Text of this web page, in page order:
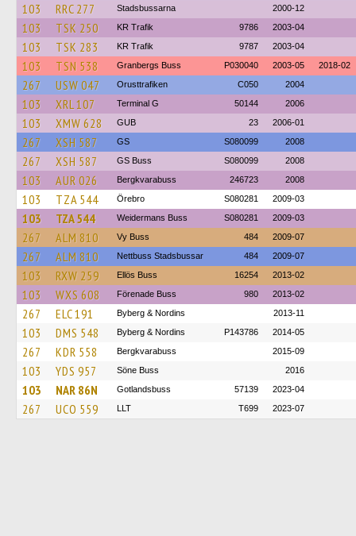
103 RRC 277 Stadsbussarna 2000-12
103 TSK 250 KR Trafik 9786 2003-04
103 TSK 283 KR Trafik 9787 2003-04
103 TSN 538 Granbergs Buss P030040 2003-05 2018-02
267 USW 047 Orusttrafiken C050 2004
103 XRL 107 Terminal G 50144 2006
103 XMW 628 GUB 23 2006-01
267 XSH 587 GS S080099 2008
267 XSH 587 GS Buss S080099 2008
103 AUR 026 Bergkvarabuss 246723 2008
103 TZA 544 Örebro S080281 2009-03
103 TZA 544 Weidermans Buss S080281 2009-03
267 ALM 810 Vy Buss 484 2009-07
267 ALM 810 Nettbuss Stadsbussar 484 2009-07
103 RXW 259 Ellös Buss 16254 2013-02
103 WXS 608 Förenade Buss 980 2013-02
267 ELC 191 Byberg & Nordins 2013-11
103 DMS 548 Byberg & Nordins P143786 2014-05
267 KDR 558 Bergkvarabuss 2015-09
103 YDS 957 Söne Buss 2016
103 NAR 86N Gotlandsbuss 57139 2023-04
267 UCO 559 LLT T699 2023-07